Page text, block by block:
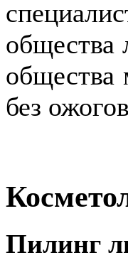
общества
общества
без
Пилинг